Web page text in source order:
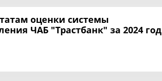
оценки системы
ЧАБ "Трастбанк" за 2024 год